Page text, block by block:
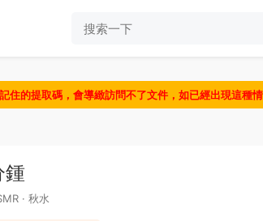
的提取碼，會導緻訪問不了文件，如已經出現這種
鍾
· 秋水